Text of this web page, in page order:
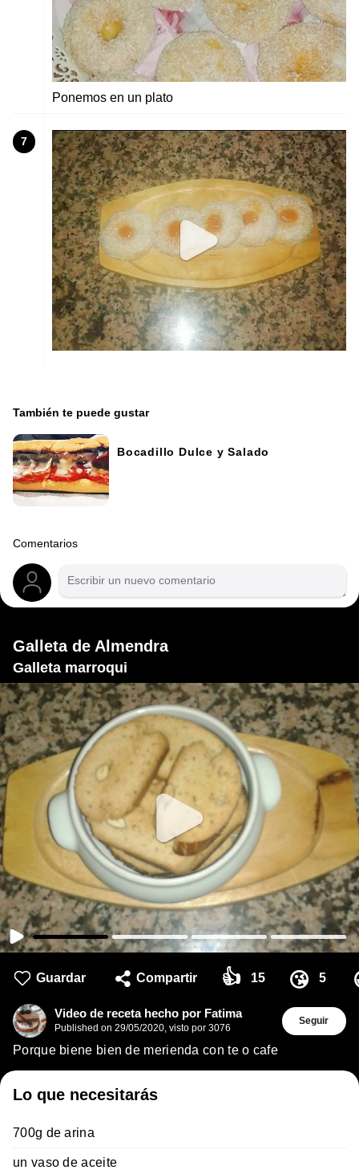
Ponemos en un plato
7
También te puede gustar
Bocadillo Dulce y Salado
Comentarios
Galleta de Almendra
Galleta marroqui
Guardar Compartir 👍 15 😘 5
Video de receta hecho por Fatima
Published on 29/05/2020, visto por 3076
Seguir
Porque biene bien de merienda con te o cafe
Lo que necesitarás
700g de arina
un vaso de aceite